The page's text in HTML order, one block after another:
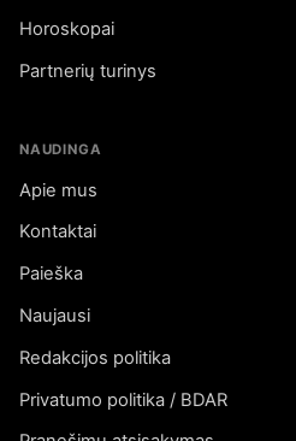
Horoskopai
Partnerių turinys
NAUDINGA
Apie mus
Kontaktai
Paieška
Naujausi
Redakcijos politika
Privatumo politika / BDAR